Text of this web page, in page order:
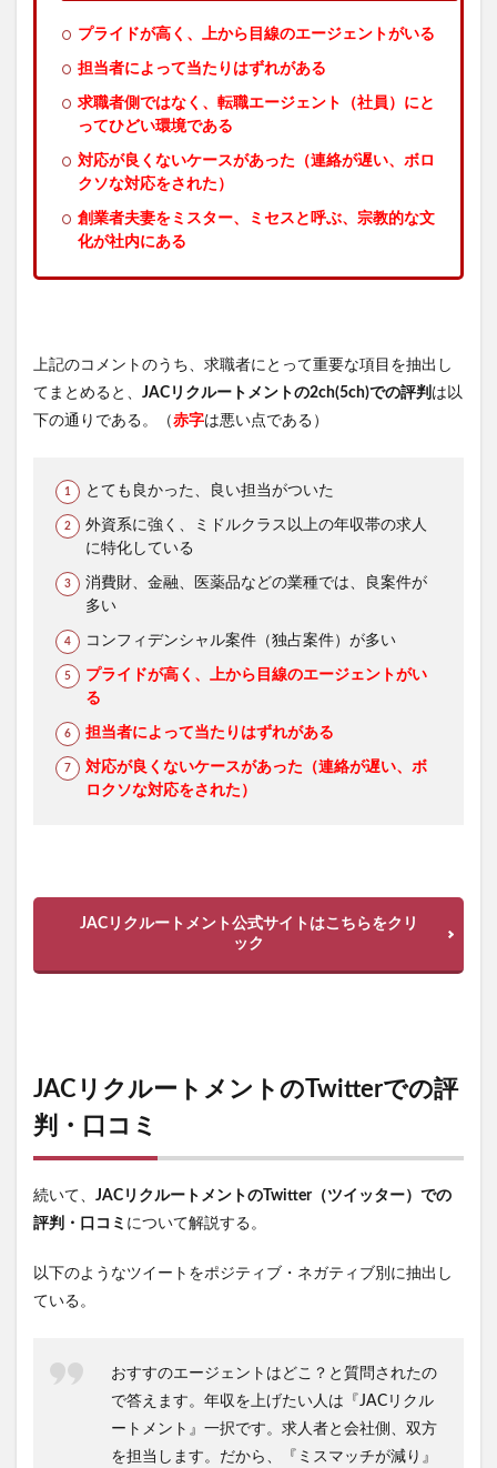
プライドが高く、上から目線のエージェントがいる
担当者によって当たりはずれがある
求職者側ではなく、転職エージェント（社員）にと
ってひどい環境である
対応が良くないケースがあった（連絡が遅い、ボロ
クソな対応をされた）
創業者夫妻をミスター、ミセスと呼ぶ、宗教的な文
化が社内にある
上記のコメントのうち、求職者にとって重要な項目を抽出し
てまとめると、 JACリクルートメントの2ch(5ch)での評判 は以
下の通りである。（赤字は悪い点である）
とても良かった、良い担当がついた
外資系に強く、ミドルクラス以上の年収帯の求人
に特化している
消費財、金融、医薬品などの業種では、良案件が
多い
コンフィデンシャル案件（独占案件）が多い
プライドが高く、上から目線のエージェントがい
る
担当者によって当たりはずれがある
対応が良くないケースがあった（連絡が遅い、ボ
ロクソな対応をされた）
JACリクルートメント公式サイトはこちらをクリ
ック
JACリクルートメントのTwitterでの評
判・口コミ
続いて、 JACリクルートメントのTwitter（ツイッター）での
評判・口コミ について解説する。
以下のようなツイートをポジティブ・ネガティブ別に抽出し
ている。
おすすのエージェントはどこ？と質問されたの
で答えます。年収を上げたい人は『JACリクル
ートメント』一択です。求人者と会社側、双方
を担当します。だから、『ミスマッチが減り』